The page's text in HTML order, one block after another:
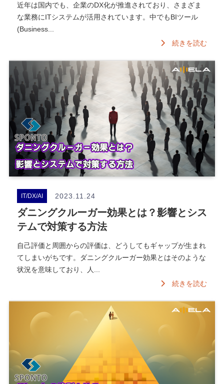
近年は国内でも、企業のDX化が推進されており、さまざま
な業務にITシステムが活用されています。中でもBIツール
(Business...
続きを読む
IT/DX/AI 2023.11.24
ダニングクルーガー効果とは？影響とシス
テムで対策する方法
自己評価と周囲からの評価は、どうしてもギャップが生まれ
てしまいがちです。ダニングクルーガー効果とはそのような
状況を意味しており、人...
続きを読む